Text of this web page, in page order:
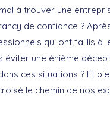
à trouver une
de confiance ?
qui ont faillis à
éviter une énième
ces situations ? Et
le chemin de nos